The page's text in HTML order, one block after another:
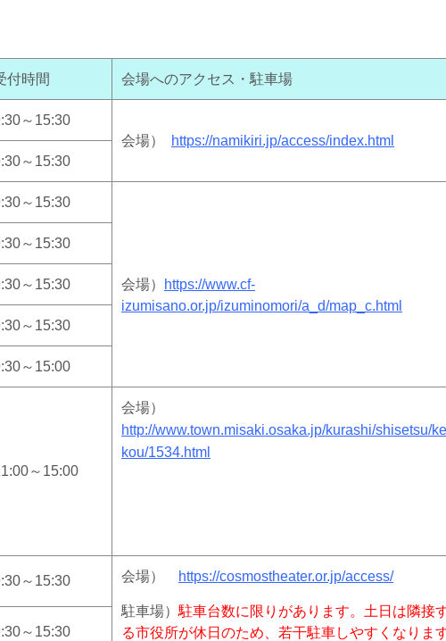
付時間 会場へのアクセス・駐車場
～15:30
会場）
https://namikiri.jp/access/index.html
～15:30
～15:30
会場）
https://www.cf-
izumisano.or.jp/izuminomori/a_d/map_c.html
～15:30
～15:30
～15:30
～15:00
～15:00
会場）
http://www.town.misaki.osaka.jp/kurashi/shisetsu/
kou/1534.html
～15:30 会場） https://cosmostheater.or.jp/access/
駐車場） 駐車台数に限りがあります。土日は隣接
る市役所が休日のため、若干駐車しやすくなりま
～15:30